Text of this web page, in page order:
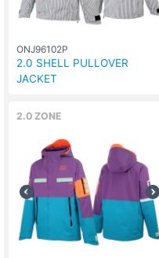
ONJ96102P
2.0 SHELL PULLOVER
JACKET
2.0 ZONE